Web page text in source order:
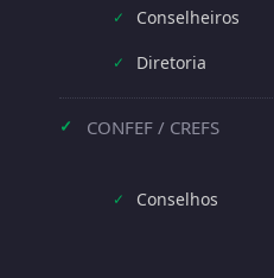
✓ Conselheiros
✓ Diretoria
✓ CONFEF / CREFS
✓ Conselhos